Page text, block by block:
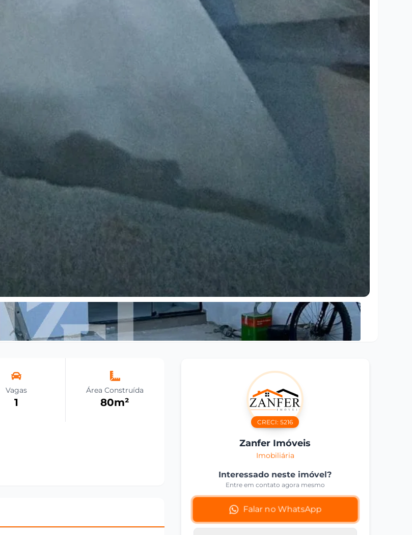
Vagas
1
Área Construída
80m²
CRECI:5216
Zanfer Imóveis
Imobiliária
Interessado neste imóvel?
Entre em contato agora mesmo
Falar no WhatsApp